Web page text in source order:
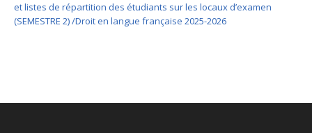
et listes de répartition des étudiants sur les locaux d’examen
(SEMESTRE 2) /Droit en langue française 2025-2026